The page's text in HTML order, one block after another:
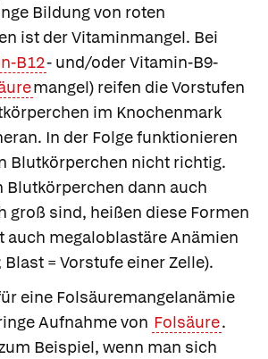
Bildung von roten
ist der Vitaminmangel. Bei
B12- und/oder Vitamin-B9-
mangel) reifen die Vorstufen
im Knochenmark
In der Folge funktionieren
Blutkörperchen nicht richtig.
Blutkörperchen dann auch
groß sind, heißen diese Formen
auch megaloblastäre Anämien
Blast = Vorstufe einer Zelle).
eine Folsäuremangelanämie
Aufnahme von Folsäure.
Beispiel, wenn man sich